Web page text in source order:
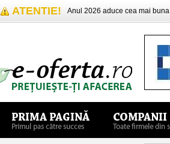
ATENTIE! Anul 2026 aduce cea mai buna